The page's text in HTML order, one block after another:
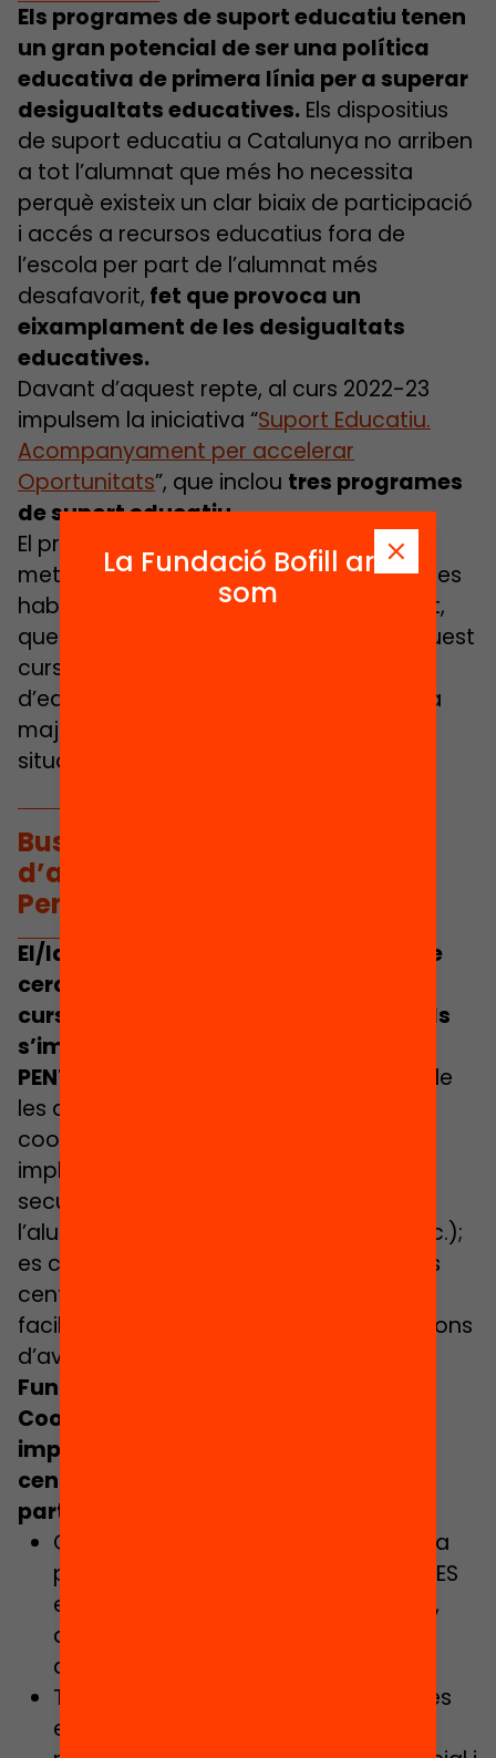
Els programes de suport educatiu tenen
un gran potencial de ser una política
educativa de primera línia per a superar
desigualtats educatives. Els dispositius
de suport educatiu a Catalunya no arriben
a tot l’alumnat que més ho necessita
perquè existeix un clar biaix de participació
i accés a recursos educatius fora de
l’escola per part de l’alumnat més
desafavorit, fet que provoca un
eixamplament de les desigualtats
educatives.
Davant d’aquest repte, al curs 2022-23
impulsem la iniciativa “Suport Educatiu.
Acompanyament per accelerar
Oportunitats”, que inclou tres programes
de suport educatiu.
El programa
PENTABILITIES
és una
metodologia innovadora de millora de les
habilitats socioemocionals de l’alumnat,
que s’està implementant i avaluant aquest
curs 2022/23 a diversos centres
d’educació secundària de Catalunya, la
majoria d’aquests amb alumnat en
situació de vulnerabilitat.
Busquem un tècnic/a
d’acompanyament a centres
Pentabilities
El/la tècnic/a d’acompanyament que
cerquem acompanyarà durant tot el
curs als centres educatius en els quals
s’implementa actualment el pilot de
PENTABILITIES:
realitzarà el seguiment de
les accions del projecte; assessorarà,
coordinarà i alinearà a tots els agents
implicats (alumnat diana, docents de
secundària participants, famílies de
l’alumnat del grup classe beneficiari, etc.);
es comunicarà amb l’equip directiu dels
centres i amb les famílies de l’alumnat;
facilitarà la recollida de dades i les accions
d’avaluació, etc.
Funcions:
Coordinació i suport en la
implementació de PENTABILITIES als
centres educatius de secundària
participants
Capacitar als docents de secundària
participants al programa PENTABILITIES
en la seva metodologia i continguts,
amb el suport del tècnic
d’aprenentatge, coneixement i I+D:
Transferència inicial del model i de les
eines d’implementació i seguiment
La Fundació Bofill ara
som